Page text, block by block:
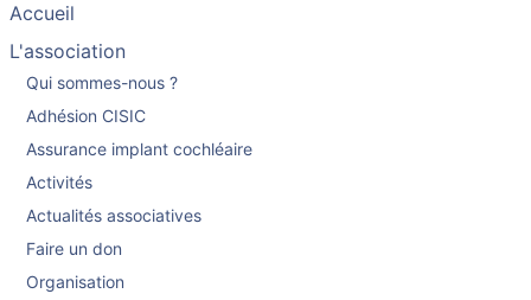
Accueil
L'association
Qui sommes-nous ?
Adhésion CISIC
Assurance implant cochléaire
Activités
Actualités associatives
Faire un don
Organisation